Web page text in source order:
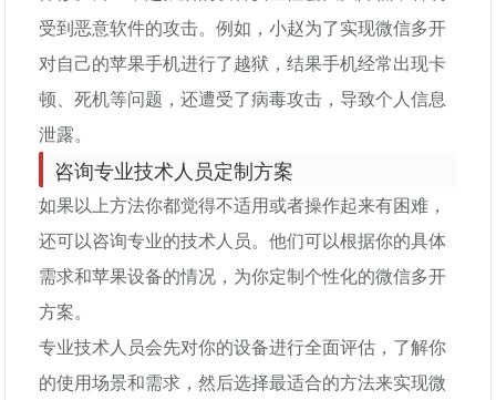
受到恶意软件的攻击。例如，小赵为了实现微信多开
对自己的苹果手机进行了越狱，结果手机经常出现卡
顿、死机等问题，还遭受了病毒攻击，导致个人信息
泄露。
咨询专业技术人员定制方案
如果以上方法你都觉得不适用或者操作起来有困难，
还可以咨询专业的技术人员。他们可以根据你的具体
需求和苹果设备的情况，为你定制个性化的微信多开
方案。
专业技术人员会先对你的设备进行全面评估，了解你
的使用场景和需求，然后选择最适合的方法来实现微